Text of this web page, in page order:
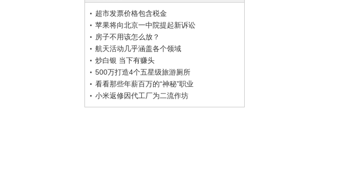
超市发票价格包含税金
苹果将向北京一中院提起新诉讼
房子不用该怎么放？
航天活动几乎涵盖各个领域
炒白银 当下有赚头
500万打造4个五星级旅游厕所
看看那些年薪百万的“神秘”职业
小米返修因代工厂为二流作坊